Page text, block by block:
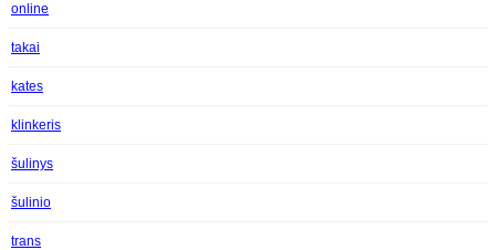
online
takai
kates
klinkeris
šulinys
šulinio
trans